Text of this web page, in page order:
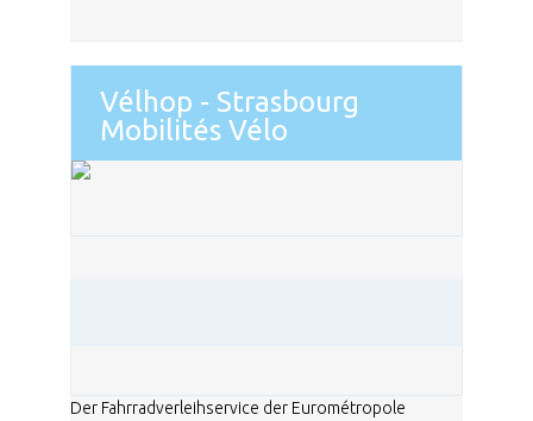
Vélhop - Strasbourg
Mobilités Vélo
Der Fahrradverleihservice der Eurométropole